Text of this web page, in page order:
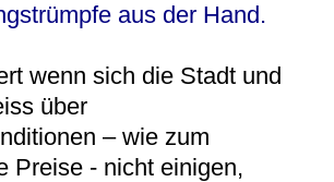
aus der Hand.
wenn sich die Stadt und
über
– wie zum
Preise - nicht einigen,